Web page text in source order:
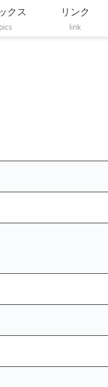
クス
リンク
link